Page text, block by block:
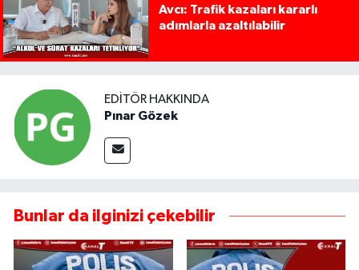
Avcı: Trafik kazaları kararlı
adımlarla azaltılabilir
EDITÖR HAKKINDA
Pınar Gözek
Bunlar da ilginizi çekebilir